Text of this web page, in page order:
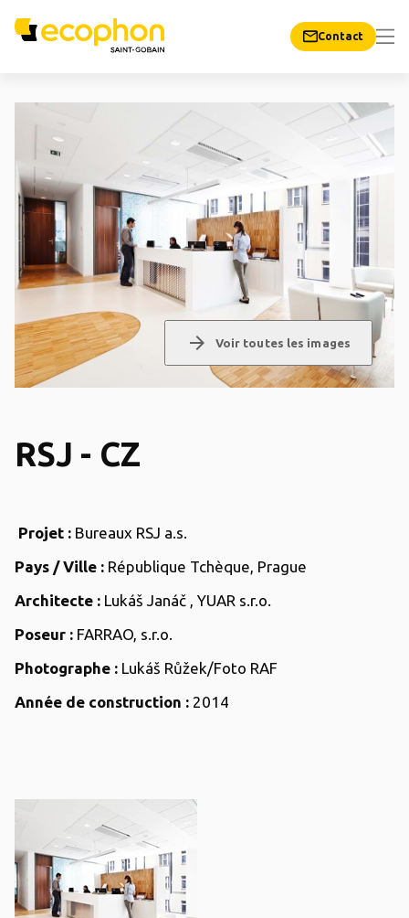
Contact
arrow_forward Voir toutes les images
RSJ - CZ
Projet : Bureaux RSJ a.s.
Pays / Ville : République Tchèque, Prague
Architecte : Lukáš Janáč , YUAR s.r.o.
Poseur : FARRAO, s.r.o.
Photographe : Lukáš Růžek/Foto RAF
Année de construction : 2014